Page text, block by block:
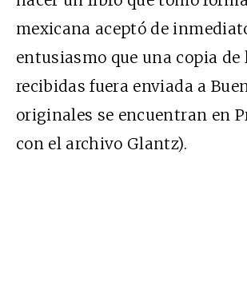
mexicana aceptó de
entusiasmo que una copia de
recibidas fuera enviada a
originales se encuentran en
con el archivo Glantz).